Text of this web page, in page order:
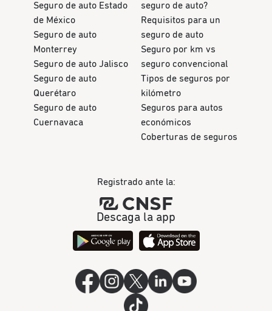
Seguro de auto Estado
de México
Seguro de auto
Monterrey
Seguro de auto Jalisco
Seguro de auto
Querétaro
Seguro de auto
Cuernavaca
seguro de auto?
Requisitos para un
seguro de auto
Seguro por km vs
seguro convencional
Tipos de seguros por
kilómetro
Seguros para autos
económicos
Coberturas de seguros
Registrado ante la:
Descaga la app